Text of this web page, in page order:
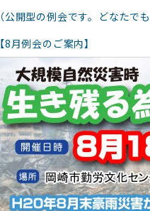
（公開型の例会です。どなたで
【8月例会のご案内】